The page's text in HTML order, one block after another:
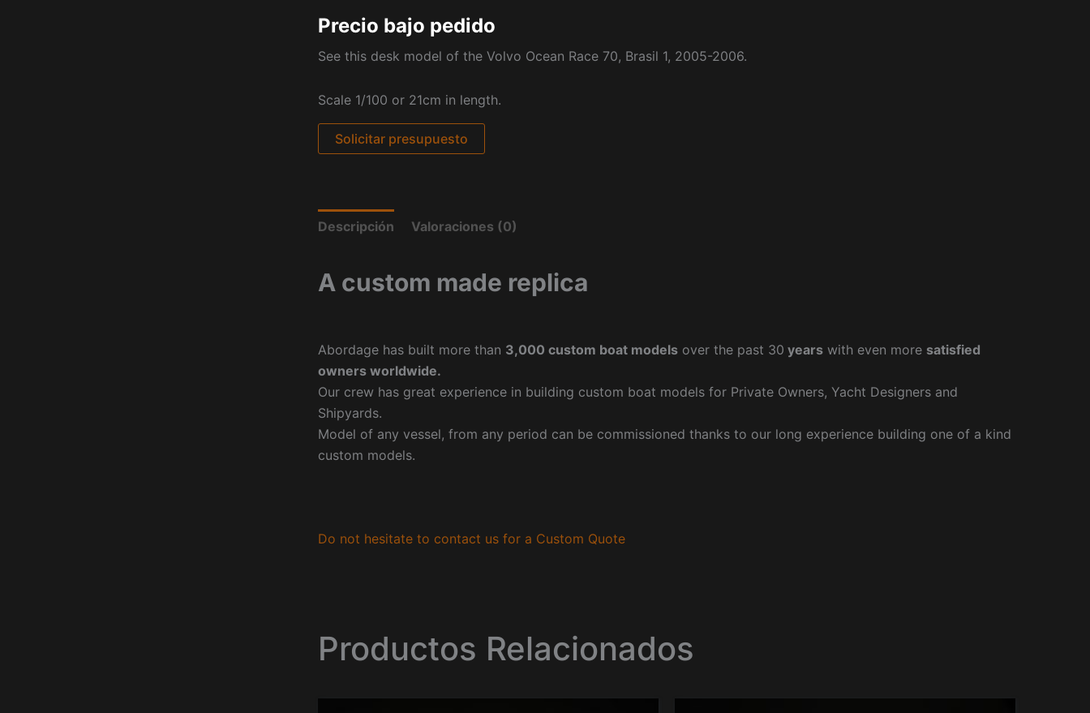
Precio bajo pedido
See this desk model of the Volvo Ocean Race 70, Brasil 1, 2005-2006.
Scale 1/100 or 21cm in length.
Solicitar presupuesto
Descripción Valoraciones (0)
A custom made replica
Abordage has built more than 3,000 custom boat models over the past 30 years with even more satisfied
owners worldwide.
Our crew has great experience in building custom boat models for Private Owners, Yacht Designers and
Shipyards.
Model of any vessel, from any period can be commissioned thanks to our long experience building one of a kind
custom models.
Do not hesitate to contact us for a Custom Quote
Productos Relacionados